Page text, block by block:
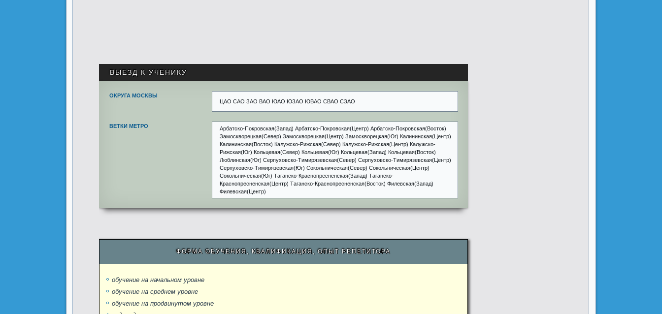
ВЫЕЗД К УЧЕНИКУ
ОКРУГА МОСКВЫ
ЦАО САО ЗАО ВАО ЮАО ЮЗАО ЮВАО СВАО СЗАО
ВЕТКИ МЕТРО
Арбатско-Покровская(Запад) Арбатско-Покровская(Центр) Арбатско-Покровская(Восток)
Замоскворецкая(Север) Замоскворецкая(Центр) Замоскворецкая(Юг) Калининская(Центр)
Калининская(Восток) Калужско-Рижская(Север) Калужско-Рижская(Центр) Калужско-
Рижская(Юг) Кольцевая(Север) Кольцевая(Юг) Кольцевая(Запад) Кольцевая(Восток)
Люблинская(Юг) Серпуховско-Тимирязевская(Север) Серпуховско-Тимирязевская(Центр)
Серпуховско-Тимирязевская(Юг) Сокольническая(Север) Сокольническая(Центр)
Сокольническая(Юг) Таганско-Краснопресненская(Запад) Таганско-
Краснопресненская(Центр) Таганско-Краснопресненская(Восток) Филевская(Запад)
Филевская(Центр)
ФОРМА ОБУЧЕНИЯ, КВАЛИФИКАЦИЯ, ОПЫТ РЕПЕТИТОРА
обучение на начальном уровне
обучение на среднем уровне
обучение на продвинутом уровне